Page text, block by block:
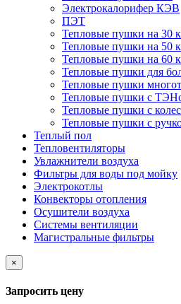
Электрокалорифер КЭВ
ПЭТ
Тепловые пушки на 30
Тепловые пушки на 50
Тепловые пушки на 60
Тепловые пушки для
Тепловые пушки
Тепловые пушки с
Тепловые пушки с
Тепловые пушки с
Теплый пол
Тепловентиляторы
Увлажнители воздуха
Фильтры для воды под мойку
Электрокотлы
Конвекторы отопления
Осушители воздуха
Системы вентиляции
Магистральные фильтры
×
Запросить цену